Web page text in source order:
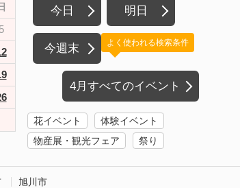
今日 明日
今週末
4月すべてのイベント
よく使われる検索条件
花イベント
体験イベント
物産展・観光フェア
祭り
旭川市